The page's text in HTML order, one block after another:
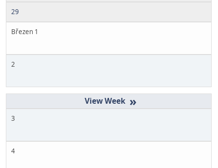
29
Březen 1
2
»
3
4